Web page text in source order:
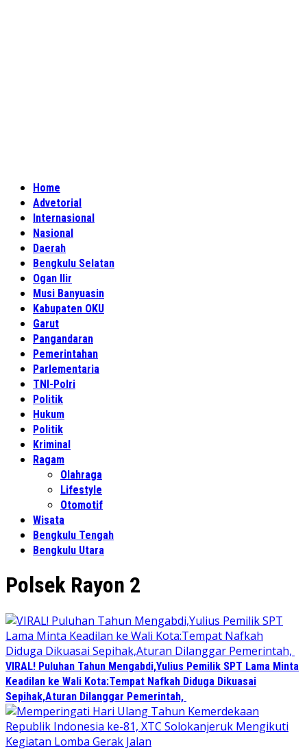
Home
Advetorial
Internasional
Nasional
Daerah
Bengkulu Selatan
Ogan Ilir
Musi Banyuasin
Kabupaten OKU
Garut
Pangandaran
Pemerintahan
Parlementaria
TNI-Polri
Politik
Hukum
Politik
Kriminal
Ragam
Olahraga
Lifestyle
Otomotif
Wisata
Bengkulu Tengah
Bengkulu Utara
Polsek Rayon 2
VIRAL! Puluhan Tahun Mengabdi,Yulius Pemilik SPT Lama Minta
Keadilan ke Wali Kota:Tempat Nafkah Diduga Dikuasai
Sepihak,Aturan Dilanggar Pemerintah,